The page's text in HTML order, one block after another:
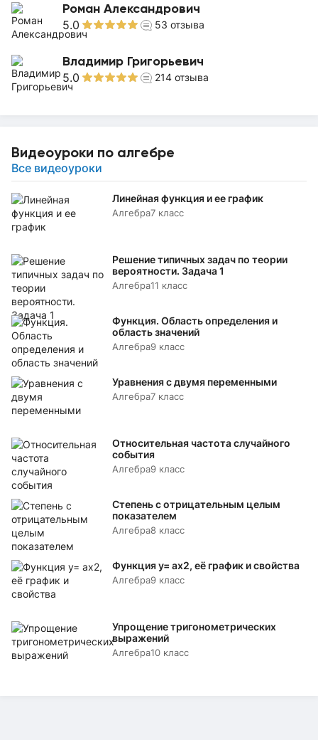
Роман Александрович
5.0 53 отзыва
Владимир Григорьевич
5.0 214 отзыва
Видеоуроки по алгебре
Все видеоуроки
Линейная функция и ее график
Алгебра7 класс
Решение типичных задач по теории
вероятности. Задача 1
Алгебра11 класс
Функция. Область определения и
область значений
Алгебра9 класс
Уравнения с двумя переменными
Алгебра7 класс
Относительная частота случайного
события
Алгебра9 класс
Степень с отрицательным целым
показателем
Алгебра8 класс
Функция y= аx2, её график и свойства
Алгебра9 класс
Упрощение тригонометрических
выражений
Алгебра10 класс